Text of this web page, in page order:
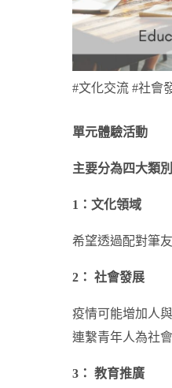
#文化交流 #社會
單元體驗活動
主要分為四大類別
1：文化領域
希望透過配對筆
2： 社會發展
疫情可能增加人
連繫青年人為社
3： 教育推廣